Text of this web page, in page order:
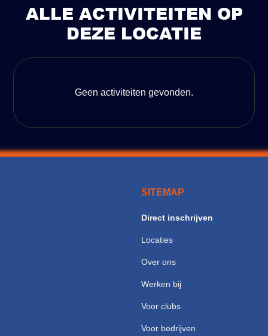
ALLE ACTIVITEITEN OP
DEZE LOCATIE
Geen activiteiten gevonden.
SITEMAP
Direct inschrijven
Locaties
Over ons
Werken bij
Voor clubs
Voor bedrijven